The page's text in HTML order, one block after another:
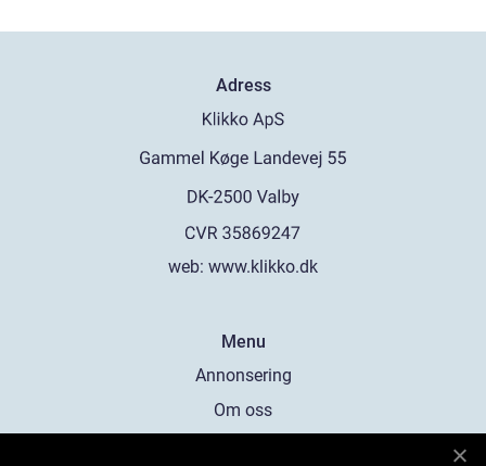
Adress
web: www.klikko.dk
Menu
Annonsering
Om oss